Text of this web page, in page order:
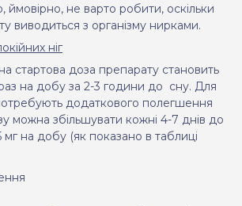
ймовірно, не варто робити, оскільки
виводиться з організму нирками.
ніг
стартова доза препарату становить
на добу за 2-3 години до сну. Для
потребують додаткового полегшення
можна збільшувати кожні 4-7 днів до
на добу (як показано в таблиці